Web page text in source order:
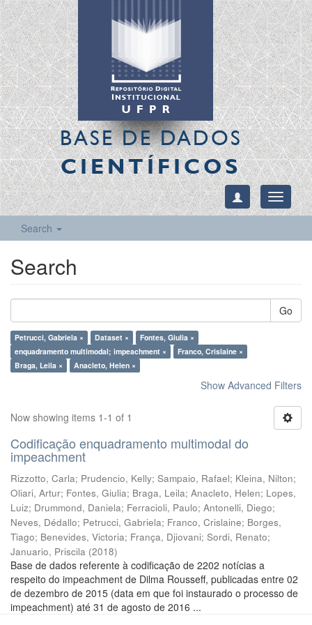
BASE DE DADOS
CIENTÍFICOS
Toggle
Search
Search
Go
Petrucci, Gabriela × Dataset ×
Fontes, Giulia ×
enquadramento multimodal; impeachment ×
Franco, Crislaine ×
Braga, Leila ×
Anacleto, Helen ×
Show Advanced Filters
Now showing items 1-1 of 1
Codificação enquadramento multimodal do
impeachment
Rizzotto, Carla; Prudencio, Kelly; Sampaio, Rafael; Kleina, Nilton;
Oliari, Artur; Fontes, Giulia; Braga, Leila; Anacleto, Helen; Lopes,
Luiz; Drummond, Daniela; Ferracioli, Paulo; Antonelli, Diego;
Neves, Dédallo; Petrucci, Gabriela; Franco, Crislaine; Borges,
Tiago; Benevides, Victoria; França, Djiovani; Sordi, Renato;
Januario, Priscila (2018)
Base de dados referente à codificação de 2202 notícias a
respeito do impeachment de Dilma Rousseff, publicadas entre 02
de dezembro de 2015 (data em que foi instaurado o processo de
impeachment) até 31 de agosto de 2016 ...